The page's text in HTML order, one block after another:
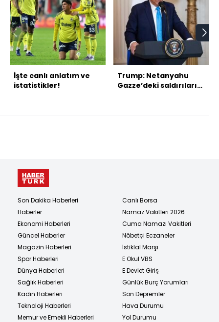
İşte canlı anlatım ve
istatistikler!
Trump: Netanyahu
Gazze’deki saldırıları
Son Dakika Haberleri
Haberler
Ekonomi Haberleri
Güncel Haberler
Magazin Haberleri
Spor Haberleri
Dünya Haberleri
Sağlık Haberleri
Kadın Haberleri
Teknoloji Haberleri
Memur ve Emekli Haberleri
Canlı Borsa
Namaz Vakitleri 2026
Cuma Namazı Vakitleri
Nöbetçi Eczaneler
İstiklal Marşı
E Okul VBS
E Devlet Giriş
Günlük Burç Yorumları
Son Depremler
Hava Durumu
Yol Durumu